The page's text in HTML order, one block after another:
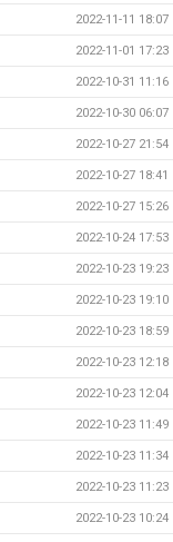
2022-11-11 18:07
2022-11-01 17:23
2022-10-31 11:16
2022-10-30 06:07
2022-10-27 21:54
2022-10-27 18:41
2022-10-27 15:26
2022-10-24 17:53
2022-10-23 19:23
2022-10-23 19:10
2022-10-23 18:59
2022-10-23 12:18
2022-10-23 12:04
2022-10-23 11:49
2022-10-23 11:34
2022-10-23 11:23
2022-10-23 10:24